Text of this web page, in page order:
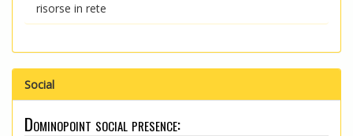
risorse in rete
Social
Dominopoint social presence: